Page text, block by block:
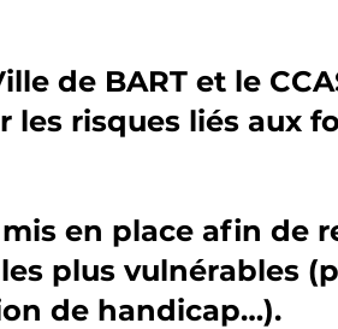
de BART et le
risques liés aux
en place afin de
plus vulnérables
de handicap…).